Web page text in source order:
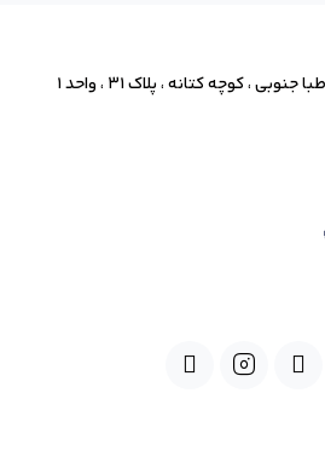
، کوچه کتانه ، پلاک ۳۱ ، واحد ۱